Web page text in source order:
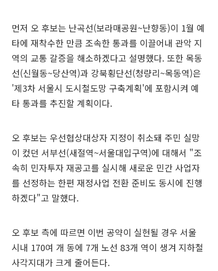
먼저 오 후보는 난곡선(보라매공원~난향동)이 1월 예
타에 재착수한 만큼 조속한 통과를 이끌어내 관악 지
역의 교통 갈증을 해소하겠다고 설명했다. 또한 목동
선(신월동~당산역)과 강북횡단선(청량리~목동역)은
'제3차 서울시 도시철도망 구축계획'에 포함시켜 예
타 통과를 추진할 계획이다.
오 후보는 우선협상대상자 지정이 취소돼 주민 실망
이 컸던 서부선(새절역~서울대입구역)에 대해서 "조
속히 민자투자 재공고를 실시해 새로운 민간 사업자
를 선정하는 한편 재정사업 전환 준비도 동시에 진행
하겠다"고 말했다.
오 후보 측에 따르면 이번 공약이 실현될 경우 서울
시내 170여 개 동에 7개 노선 83개 역이 생겨 지하철
사각지대가 크게 줄어든다.